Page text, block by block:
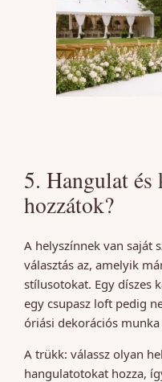
5. Hangulat és
hozzátok?
A helyszínnek van saját
választás az, amelyik
stílusotokat. Egy díszes
egy csupasz loft pedig
óriási dekorációs
A trükk: válassz olyan
hangulatotokat hozza,